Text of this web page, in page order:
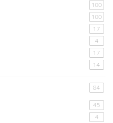
100
100
17
4
17
14
84
45
4